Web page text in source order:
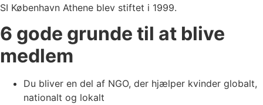
SI København Athene blev stiftet i 1999.
6 gode grunde til at blive
medlem
Du bliver en del af NGO, der hjælper kvinder globalt,
nationalt og lokalt